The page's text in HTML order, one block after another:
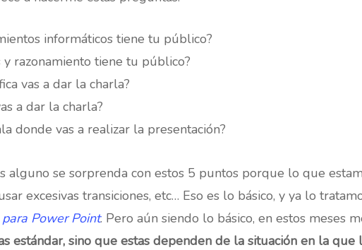
informáticos tiene tu público?
y razonamiento tiene tu público?
vas a dar la charla?
a dar la charla?
donde vas a realizar la presentación?
alguno se sorprenda con estos 5 puntos porque lo que
excesivas transiciones, etc… Eso es lo básico, y ya lo
Power Point. Pero aún siendo lo básico, en estos meses
estándar, sino que estas dependen de la situación en la que